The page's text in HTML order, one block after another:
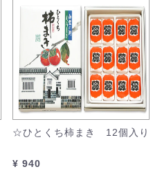
☆ひとくち柿まき 12個入り
¥ 940